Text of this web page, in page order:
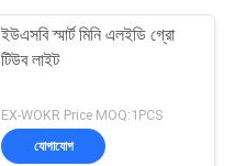
ইউএসবি স্মার্ট মিনি এলইডি গ্রো
টিউব লাইট
EX-WOKR Price MOQ:1PCS
যোগাযোগ